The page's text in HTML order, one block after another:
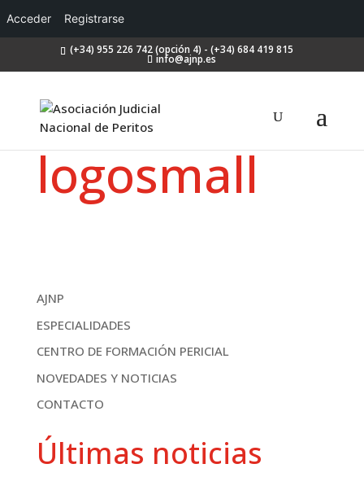
Acceder Registrarse
(+34) 955 226 742 (opción 4) - (+34) 684 419 815
info@ajnp.es
logosmall
AJNP
ESPECIALIDADES
CENTRO DE FORMACIÓN PERICIAL
NOVEDADES Y NOTICIAS
CONTACTO
Últimas noticias